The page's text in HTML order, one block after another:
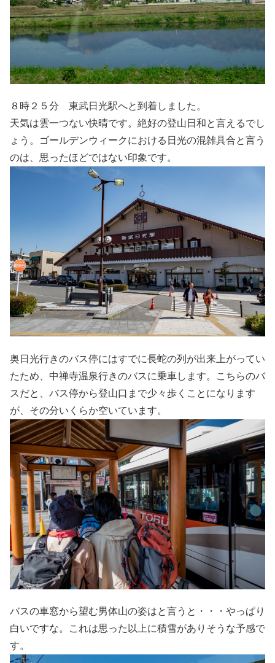
８時２５分 東武日光駅へと到着しました。
天気は雲一つない快晴です。絶好の登山日和と言えるでし
ょう。ゴールデンウィークにおける日光の混雑具合と言う
のは、思ったほどではない印象です。
奥日光行きのバス停にはすでに長蛇の列が出来上がってい
たため、中禅寺温泉行きのバスに乗車します。こちらのバ
スだと、バス停から登山口まで少々歩くことになります
が、その分いくらか空いています。
バスの車窓から望む男体山の姿はと言うと・・・やっぱり
白いですな。これは思った以上に積雪がありそうな予感で
す。